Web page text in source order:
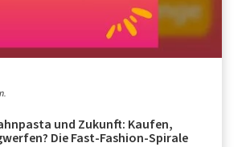
und Zukunft: Kaufen,
Die Fast-Fashion-Spirale